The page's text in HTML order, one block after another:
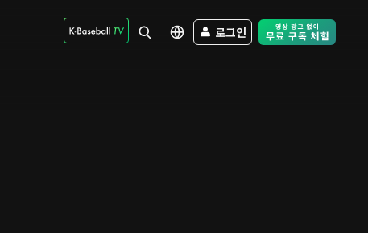
로그인 Free Trial -